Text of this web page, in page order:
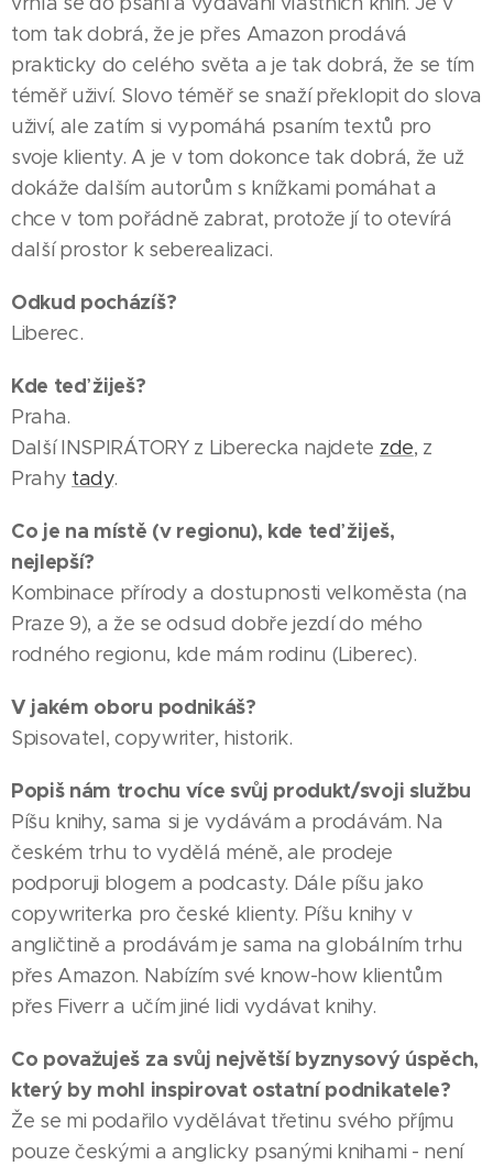
tom tak dobrá, že je přes Amazon prodává
prakticky do celého světa a je tak dobrá, že se tím
téměř uživí. Slovo téměř se snaží překlopit do slova
uživí, ale zatím si vypomáhá psaním textů pro
svoje klienty. A je v tom dokonce tak dobrá, že už
dokáže dalším autorům s knížkami pomáhat a
chce v tom pořádně zabrat, protože jí to otevírá
další prostor k seberealizaci.
Odkud pocházíš?
Liberec.
Kde teď žiješ?
Praha.
Další INSPIRÁTORY z Liberecka najdete zde, z
Prahy tady.
Co je na místě (v regionu), kde teď žiješ,
nejlepší?
Kombinace přírody a dostupnosti velkoměsta (na
Praze 9), a že se odsud dobře jezdí do mého
rodného regionu, kde mám rodinu (Liberec).
V jakém oboru podnikáš?
Spisovatel, copywriter, historik.
Popiš nám trochu více svůj produkt/svoji službu
Píšu knihy, sama si je vydávám a prodávám. Na
českém trhu to vydělá méně, ale prodeje
podporuji blogem a podcasty. Dále píšu jako
copywriterka pro české klienty. Píšu knihy v
angličtině a prodávám je sama na globálním trhu
přes Amazon. Nabízím své know-how klientům
přes Fiverr a učím jiné lidi vydávat knihy.
Co považuješ za svůj největší byznysový úspěch,
který by mohl inspirovat ostatní podnikatele?
Že se mi podařilo vydělávat třetinu svého příjmu
pouze českými a anglicky psanými knihami - není